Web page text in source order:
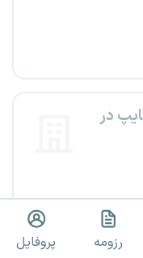
در
رزومه پروفایل